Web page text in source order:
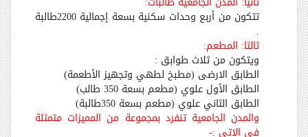
تتكون من أربع وحدات سكنية بسعة إجمالية 2200طالبة
.
ثالثا: المطعم:
ويتكون من ثلاث طوابق :
الطابق الارضى (مطبخ لطهي وتجهيز الأطعمة)
الطابق الأول علوي (مطعم بسعة 350 طالب)
الطابق الثاني علوي (مطعم بسعة 350طالبة)
والمدن الجامعية تنفرد بمجموعة من المميزات متمثلة
في الاتى :-